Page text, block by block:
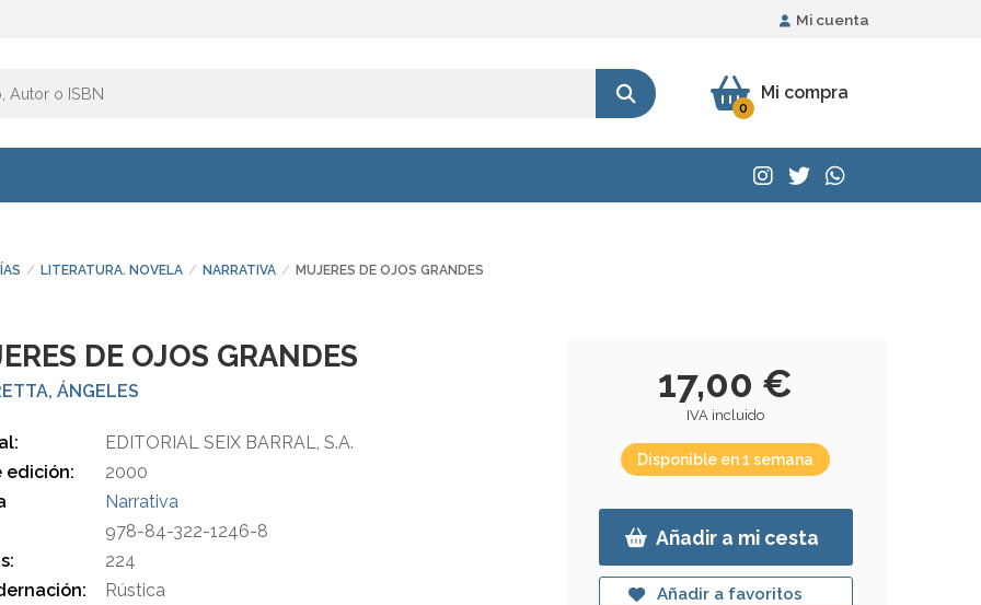
Mi cuenta
Mi compra
0
LITERATURA. NOVELA NARRATIVA MUJERES DE OJOS GRANDES
DE OJOS GRANDES
ÁNGELES
EDITORIAL SEIX BARRAL, S.A.
edición:
2000
Narrativa
978-84-322-1246-8
224
Rústica
17,00 €
IVA incluido
Disponible en 1 semana
Añadir a mi cesta
Añadir a favoritos